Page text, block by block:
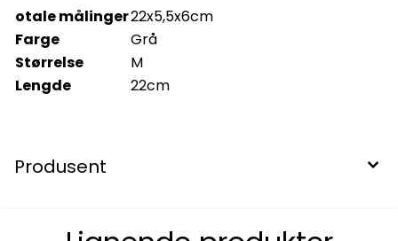
otale målinger22x5,5x6cm
Farge
Grå
Størrelse
M
Lengde
22cm
Produsent